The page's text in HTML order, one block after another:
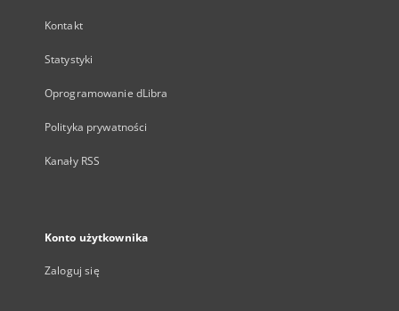
Kontakt
Statystyki
Oprogramowanie dLibra
Polityka prywatności
Kanały RSS
Konto użytkownika
Zaloguj się